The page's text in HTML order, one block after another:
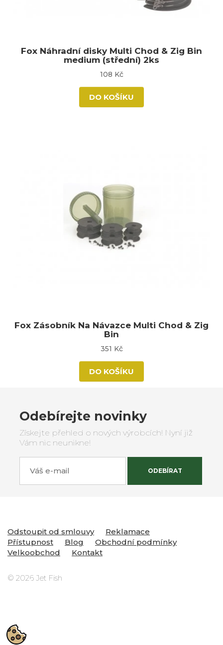
Fox Náhradní disky Multi Chod & Zig Bin
medium (střední) 2ks
108 Kč
DO KOŠÍKU
Fox Zásobník Na Návazce Multi Chod & Zig
Bin
351 Kč
DO KOŠÍKU
Odebírejte novinky
Získejte přehled o nových výrobcích! Nyní již
Vám nic neunikne!
ODEBÍRAT
Odstoupit od smlouvy
Reklamace
Přístupnost
Blog
Obchodní podmínky
Velkoobchod
Kontakt
© 2026 Jet Fish